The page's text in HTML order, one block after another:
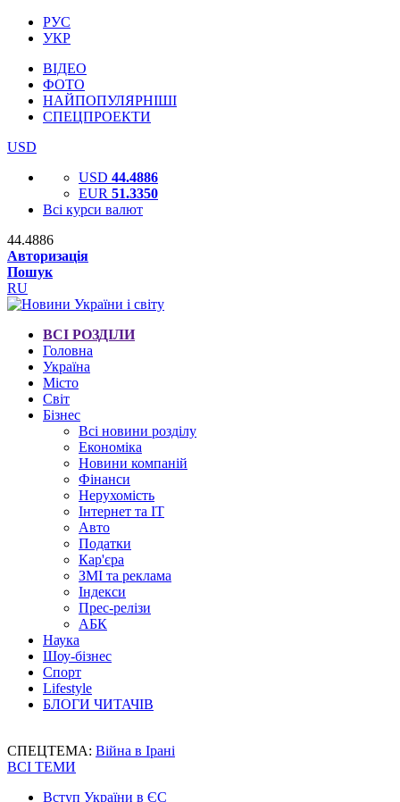
РУС
УКР
ВІДЕО
ФОТО
НАЙПОПУЛЯРНІШІ
СПЕЦПРОЕКТИ
USD
USD 44.4886
EUR 51.3350
Всі курси валют
44.4886
Авторизація
Пошук
RU
ВСІ РОЗДІЛИ
Головна
Україна
Місто
Світ
Бізнес
Всі новини розділу
Економіка
Новини компаній
Фінанси
Нерухомість
Інтернет та IT
Авто
Податки
Кар'єра
ЗМІ та реклама
Індекси
Прес-релізи
АБК
Наука
Шоу-бізнес
Спорт
Lifestyle
БЛОГИ ЧИТАЧІВ
СПЕЦТЕМА: Війна в Ірані
ВСІ ТЕМИ
Вступ України в ЄС